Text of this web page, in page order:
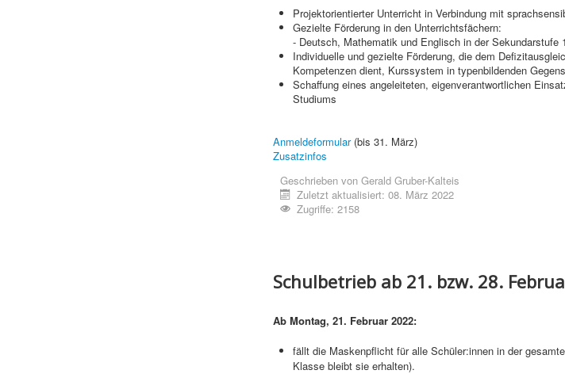
Projektorientierter Unterricht in Verbindung mit
Gezielte Förderung in den Unterrichtsfächern:
- Deutsch, Mathematik und Englisch in der Sekundarstufe 1
Individuelle und gezielte Förderung, die dem
Kompetenzen dient, Kurssystem in typenbildenden
Schaffung eines angeleiteten, eigenverantwortlichen
Studiums
Anmeldeformular(bis 31. März)
Zusatzinfos
Geschrieben von Gerald Gruber-Kalteis
Zuletzt aktualisiert: 08. März 2022
Zugriffe: 2158
Schulbetrieb ab 21. bzw. 28.
Ab Montag, 21. Februar 2022:
fällt die Maskenpflicht für alle Schüler:innen in der
Klasse bleibt sie erhalten).